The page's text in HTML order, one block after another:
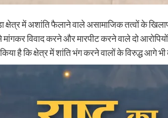
क्षेत्र में अशांति फैलाने वाले असामाजिक तत्वों के
विवाद करने और मारपीट करने वाले दो
है कि क्षेत्र में शांति भंग करने वालों के विरुद्ध आगे भी